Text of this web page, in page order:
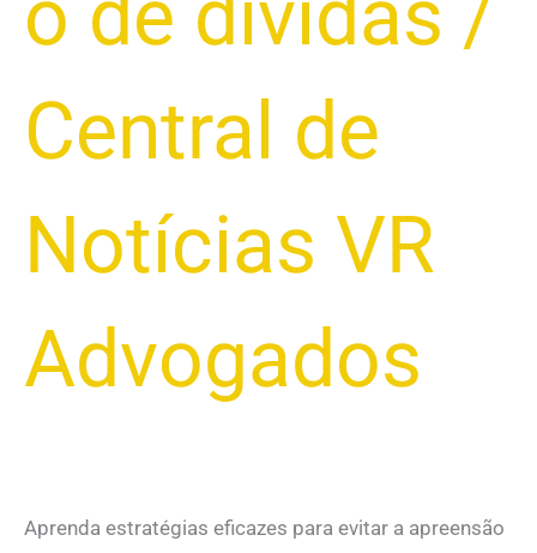
Central de
Notícias VR
Advogados
Aprenda estratégias eficazes para evitar a apreensão